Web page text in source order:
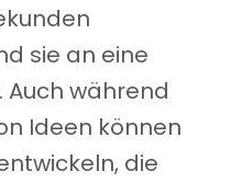
sie an eine
während
Ideen können
die